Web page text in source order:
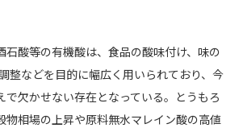
酸等の有機酸は、食品の酸味付け、味の
整などを目的に幅広く用いられており、今
で欠かせない存在となっている。とうもろ
物相場の上昇や原料無水マレイン酸の高値